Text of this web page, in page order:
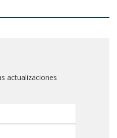
actualizaciones